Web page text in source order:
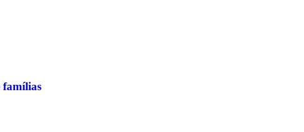
famílias